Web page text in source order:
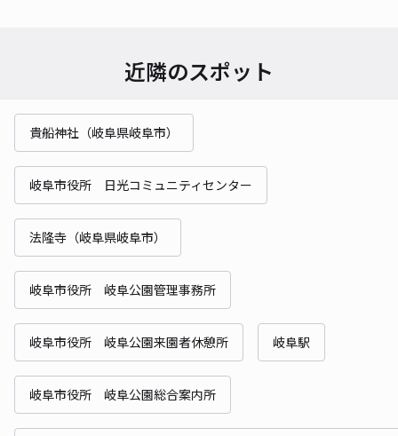
近隣のスポット
貴船神社（岐阜県岐阜市）
岐阜市役所 日光コミュニティセンター
法隆寺（岐阜県岐阜市）
岐阜市役所 岐阜公園管理事務所
岐阜市役所 岐阜公園来園者休憩所 岐阜駅
岐阜市役所 岐阜公園総合案内所